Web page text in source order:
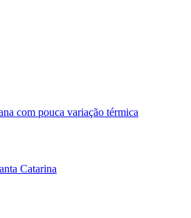
com pouca variação térmica
Catarina